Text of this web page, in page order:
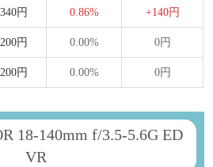
円 0.86% +140円
円 0.00% 0円
円 0.00% 0円
18-140mm f/3.5-5.6G ED
VR